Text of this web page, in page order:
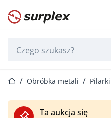
Strona główna
Strona główna
Obróbka metali Pilarki
Ta aukcja się